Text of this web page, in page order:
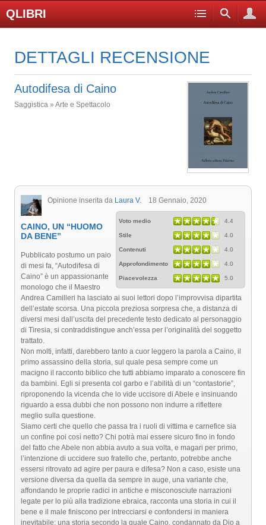
QLIBRI
DETTAGLI RECENSIONE
Autodifesa di Caino
Saggistica » Arte e Spettacolo
Opinione inserita da Laura V. 18 Gennaio, 2020
Voto medio 4.4
Stile 4.0
Contenuti 4.0
Approfondimento 4.0
Piacevolezza 5.0
CAINO, UN “HUOMO
DA BENE”
Pubblicato postumo un paio
di mesi fa, “Autodifesa di
Caino” è un appassionante
monologo che il Maestro
Andrea Camilleri ha lasciato ai suoi lettori dopo l’improvvisa dipartita
dell’estate scorsa. Una piccola preziosa sorpresa che, a distanza di
diversi mesi dall’uscita del precedente testo dedicato al personaggio
di Tiresia, si contraddistingue anch’essa per l’originalità del soggetto
trattato.
Non molti, infatti, darebbero tanto a cuor leggero la parola a Caino, il
primo assassino della storia, sul quale pesa sempre come un
macigno il racconto biblico che tutti abbiamo imparato a conoscere fin
da bambini. Egli si presenta col garbo e l’abilità di un “contastorie”,
riproponendo la vicenda che lo vide uccisore di Abele e insinuando
riguardo a essa dubbi che non possono non indurre a riflettere
meglio sulla questione.
Siamo certi che quello che passa tra i ruoli di vittima e carnefice sia
un confine poi così netto? Chi potrà mai essere sicuro fino in fondo
del fatto che Abele non abbia avuto a sua volta, e magari per primo,
l’intenzione di uccidere suo fratello che, pertanto, potrebbe anche
essersi ritrovato ad agire per paura e difesa? Non a caso, esiste una
versione diversa da quella da sempre in auge, una variante che,
affondando le proprie radici in antiche e misconosciute narrazioni
legate per lo più alla tradizione ebraica, racconta una storia in cui il
bene e il male finiscono per intrecciarsi e confondersi in maniera
inevitabile; una storia secondo la quale Caino, condannato da Dio a